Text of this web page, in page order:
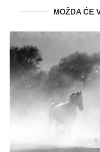
MOŽDA ĆE